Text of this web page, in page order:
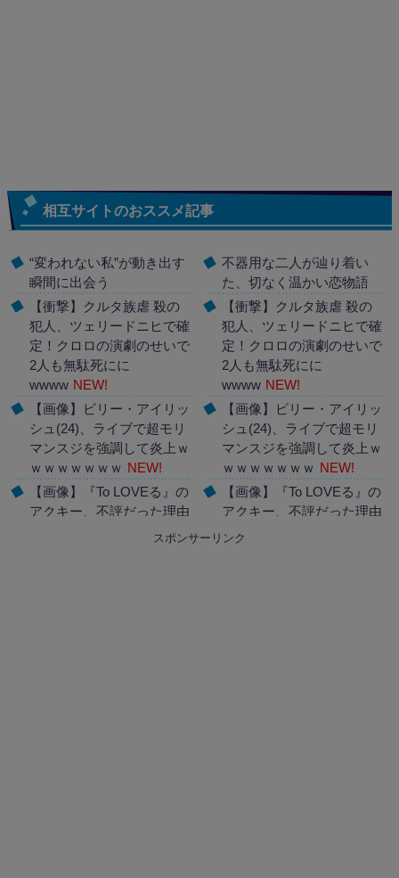
相互サイトのおススメ記事
“変われない私”が動き出す
瞬間に出会う
【衝撃】クルタ族虐 殺の
犯人、ツェリードニヒで確
定！クロロの演劇のせいで
2人も無駄死にに
wwww NEW!
【画像】ビリー・アイリッ
シュ(24)、ライブで超モリ
マンスジを強調して炎上ｗ
ｗｗｗｗｗｗｗ NEW!
【画像】『To LOVEる』の
アクキー、不評だった理由
不器用な二人が辿り着い
た、切なく温かい恋物語
【衝撃】クルタ族虐 殺の
犯人、ツェリードニヒで確
定！クロロの演劇のせいで
2人も無駄死にに
wwww NEW!
【画像】ビリー・アイリッ
シュ(24)、ライブで超モリ
マンスジを強調して炎上ｗ
ｗｗｗｗｗｗｗ NEW!
【画像】『To LOVEる』の
アクキー、不評だった理由
が明確すぎる
スポンサーリンク